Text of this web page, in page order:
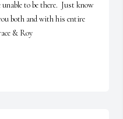
to be there.  Just know
both and with his entire
& Roy